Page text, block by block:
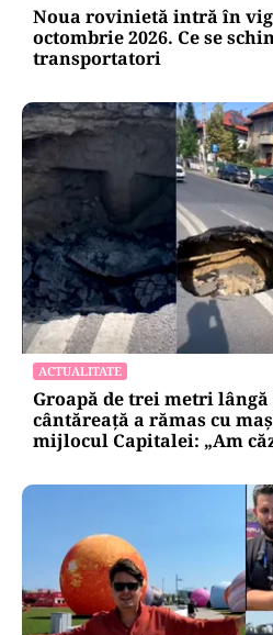
Noua rovinietă intră în
octombrie 2026. Ce se
transportatori
ACTUALITATE
Groapă de trei metri
cântăreață a rămas cu
mijlocul Capitalei: „Am